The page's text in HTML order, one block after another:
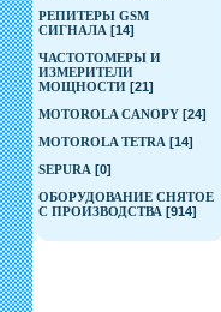
РЕПИТЕРЫ GSM
СИГНАЛА [14]
ЧАСТОТОМЕРЫ И
ИЗМЕРИТЕЛИ
МОЩНОСТИ[21]
MOTOROLA CANOPY[24]
MOTOROLA TETRA [14]
SEPURA [0]
ОБОРУДОВАНИЕ СНЯТОЕ
С ПРОИЗВОДСТВА [914]